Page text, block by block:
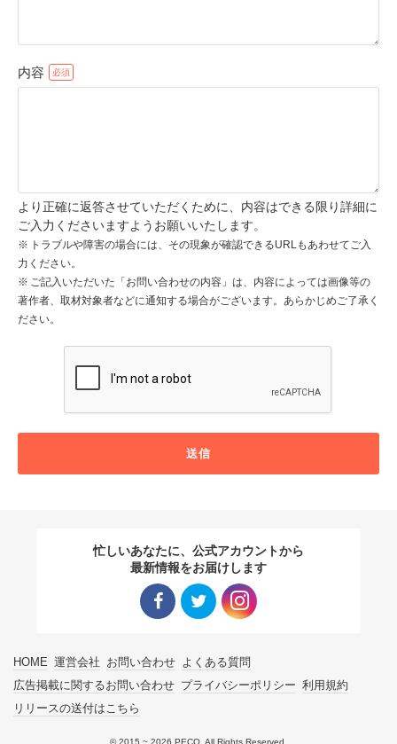
内容
より正確に返答させていただくために、内容はできる限り詳細に
ご入力くださいますようお願いいたします。
トラブルや障害の場合には、その現象が確認できるURLもあわせてご入
力ください。
ご記入いただいた「お問い合わせの内容」は、内容によっては画像等の
著作者、取材対象者などに通知する場合がございます。あらかじめご了承く
ださい。
送信
忙しいあなたに、公式アカウントから
最新情報をお届けします
HOME 運営会社 お問い合わせ よくある質問
広告掲載に関するお問い合わせ プライバシーポリシー 利用規約
リリースの送付はこちら
© 2015 ~ 2026 PECO. All Rights Reserved.